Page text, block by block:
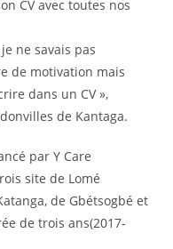
CV avec toutes nos
ne savais pas
de motivation mais
dans un CV »,
de Kantaga.
par Y Care
site de Lomé
de Gbétsogbé et
de trois ans(2017-